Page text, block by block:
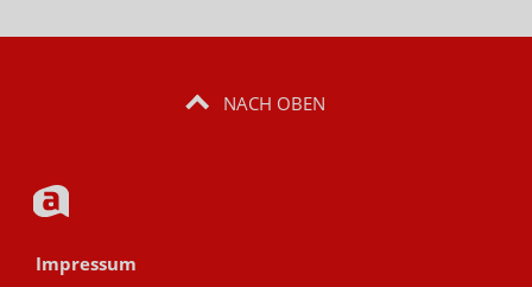
NACH OBEN
Impressum